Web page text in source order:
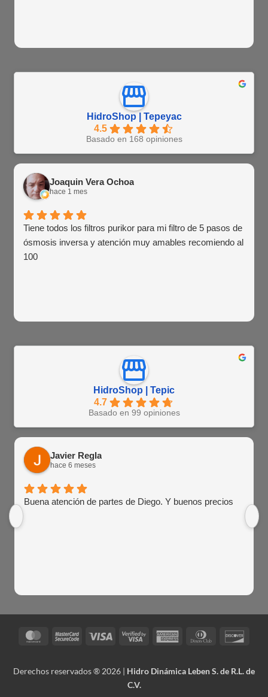
HidroShop | Tepeyac
4.5
Basado en 168 opiniones
Joaquin Vera Ochoa
hace 1 mes
Tiene todos los filtros purikor para mi filtro de 5 pasos de
ósmosis inversa y atención muy amables recomiendo al
100
HidroShop | Tepic
4.7
Basado en 99 opiniones
Javier Regla
hace 6 meses
Buena atención de partes de Diego. Y buenos precios
MasterCardMasterCardVisa
Visa
American
Dinners
Derechos reservados ® 2026 | Hidro Dinámica Leben S. de R.L. de
C.V.